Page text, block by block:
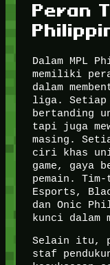
Peran
Dalam MPL
memiliki
dalam
liga.
bertanding
tapi juga
masing.
ciri khas
game, gaya
pemain.
Esports,
dan Onic
kunci dalam
Selain itu,
staf